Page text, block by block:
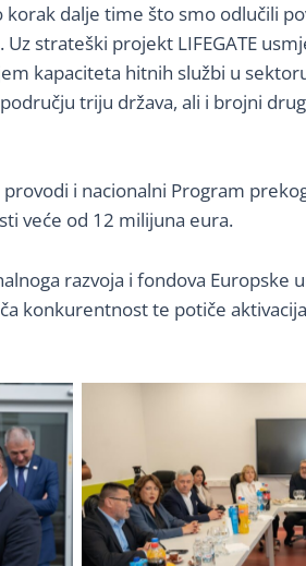
dalje time što smo odlučili
strateški projekt LIFEGATE
kapaciteta hitnih službi u
triju država, ali i brojni
i nacionalni Program
veće od 12 milijuna eura.
razvoja i fondova
konkurentnost te potiče